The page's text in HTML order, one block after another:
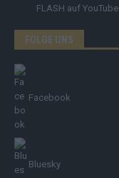
FLASH auf YouTube
FOLGE UNS
Facebook
Bluesky